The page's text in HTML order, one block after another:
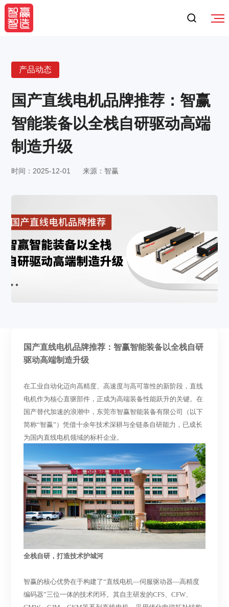
产品动态
国产直线电机品牌推荐：智赢
智能装备以全栈自研驱动高端
制造升级
时间：2025-12-01 来源：智赢
国产直线电机品牌推荐：智赢智能装备以全栈自研
驱动高端制造升级
在工业自动化迈向高精度、高速度与高可靠性的新阶段，直线
电机作为核心直驱部件，正成为高端装备性能跃升的关键。在
国产替代加速的浪潮中，东莞市智赢智能装备有限公司
（ 以下
简称“智赢” ）凭借十余年技术深耕与全链条自研能力，已成长
为国内直线电机领域的标杆企业。
全栈自研，打造技术护城河
智赢的核心优势在于构建了“直线电机—伺服驱动器—高精度
编码器”三位一体的技术闭环。其自主研发的CFS、CFW、